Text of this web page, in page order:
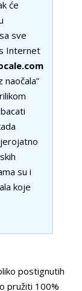
će
sve
Internet
su i
koje
postignutih
pružiti 100%